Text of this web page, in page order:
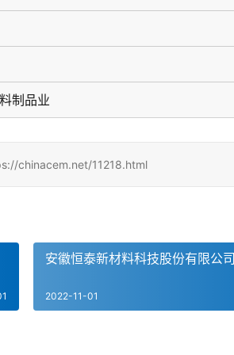
制品业
chinacem.net/11218.html
安徽恒泰新材料科技股份有限公司
2022-11-01